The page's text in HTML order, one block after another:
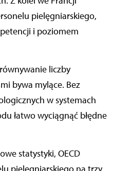
pielęgniarskiego,
i poziomem
liczby
bywa mylące. Bez
w systemach
łatwo wyciągnąć błędne
statystyki, OECD